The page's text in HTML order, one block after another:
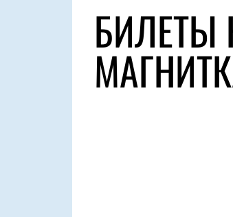
БИЛЕТЫ